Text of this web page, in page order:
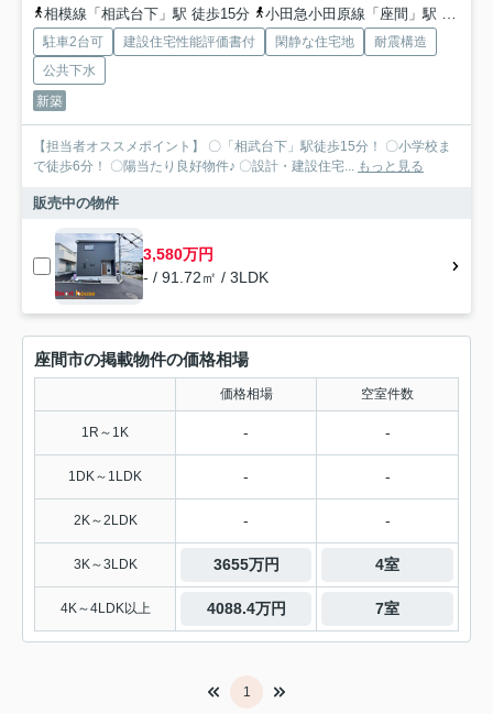
相模線「相武台下」駅 徒歩15分
小田急小田原線「座間」駅 徒歩19分
駐車2台可 建設住宅性能評価書付 閑静な住宅地
耐震構造
公共下水
新築
【担当者オススメポイント】 〇「相武台下」駅徒歩15分！ 〇小学校ま
で徒歩6分！ 〇陽当たり良好物件♪ 〇設計・建設住宅... もっと見る
販売中の物件
3,580万円
- / 91.72㎡ / 3LDK
座間市の掲載物件の価格相場
価格相場 空室件数
1R～1K - -
1DK～1LDK - -
2K～2LDK - -
3K～3LDK 3655万円 4室
4K～4LDK以上 4088.4万円 7室
1